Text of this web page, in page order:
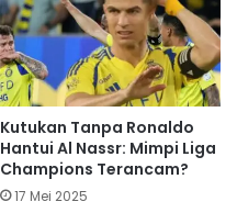
Kutukan Tanpa Ronaldo
Hantui Al Nassr: Mimpi Liga
Champions Terancam?
17 Mei 2025